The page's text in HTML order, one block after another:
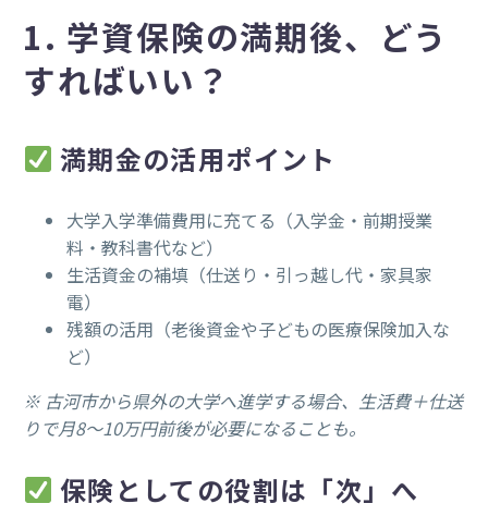
1. 学資保険の満期後、どう
すればいい？
満期金の活用ポイント
大学入学準備費用に充てる（入学金・前期授業
料・教科書代など）
生活資金の補填（仕送り・引っ越し代・家具家
電）
残額の活用（老後資金や子どもの医療保険加入な
ど）
※ 古河市から県外の大学へ進学する場合、生活費＋仕送
りで月8〜10万円前後が必要になることも。
保険としての役割は「次」へ